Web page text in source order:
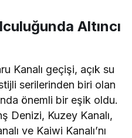
Altıncı
Kanalı geçişi, açık su
serilerinden biri olan
önemli bir eşik oldu.
Denizi, Kuzey Kanalı,
ve Kaiwi Kanalı’nı